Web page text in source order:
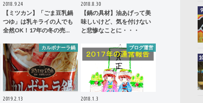
2018.9.24
【ミツカン】「ごま豆乳鍋
つゆ」は乳キライの人でも
全然OK！17年の冬の売…
2018.8.30
【鍋の具材】油あげって美
味しいけど、気を付けない
と悲惨なことに・・・
カルボナーラ鍋
2019.2.13
ブログ運営
2018.1.3